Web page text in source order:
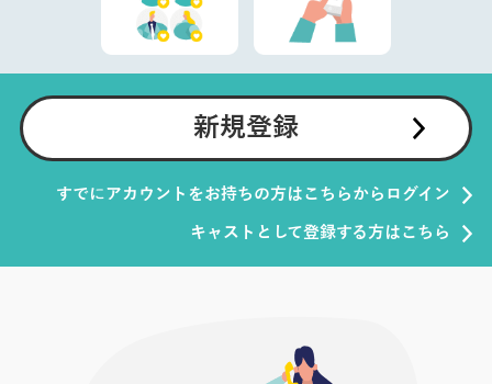
新規登録
すでにアカウントをお持ちの方はこちらからログイン
キャストとして登録する方はこちら